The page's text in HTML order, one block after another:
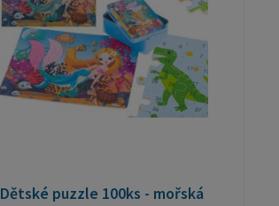
Dětské puzzle 100ks - mořská